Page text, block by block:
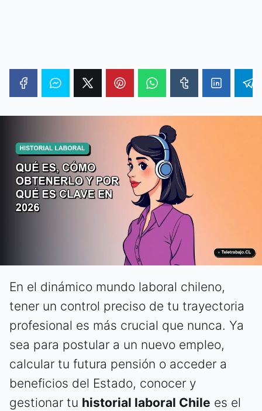
En el dinámico mundo laboral chileno,
tener un control preciso de tu trayectoria
profesional es más crucial que nunca. Ya
sea para postular a un nuevo empleo,
calcular tu futura pensión o acceder a
beneficios del Estado, conocer y
gestionar tu historial laboral Chile es el